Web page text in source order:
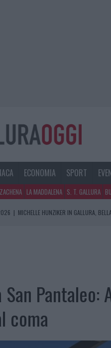
ECONOMIA SPORT
LA MADDALENA S. T. GALLURA
| MICHELLE HUNZIKER IN GALLURA,
Pantaleo:
coma